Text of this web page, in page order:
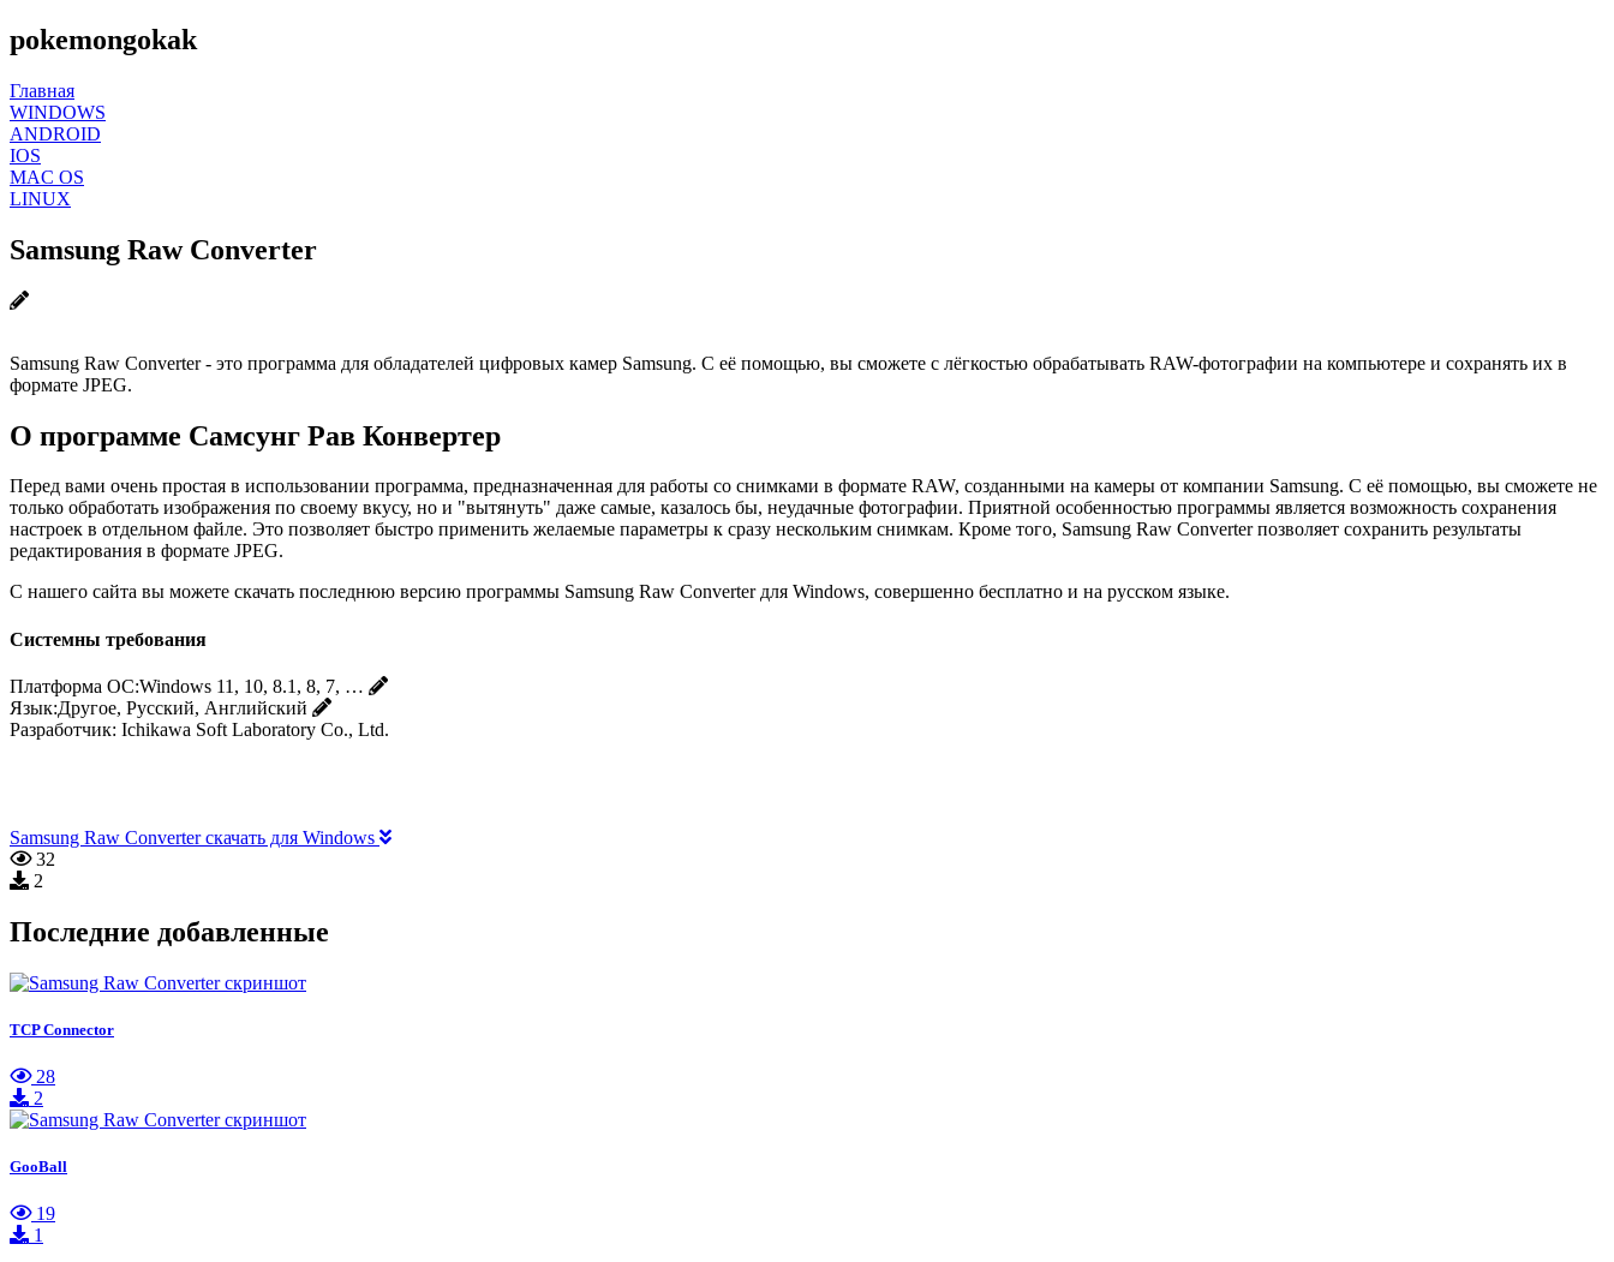
pokemongokak
Главная
WINDOWS
ANDROID
IOS
MAC OS
LINUX
Samsung Raw Converter
Samsung Raw Converter - это программа для обладателей цифровых камер Samsung. С её помощью, вы сможете с лёгкостью обрабатывать RAW-фотографии на компьютере и сохранять их в
формате JPEG.
О программе Самсунг Рав Конвертер
Перед вами очень простая в использовании программа, предназначенная для работы со снимками в формате RAW, созданными на камеры от компании Samsung. С её помощью, вы сможете не
только обработать изображения по своему вкусу, но и "вытянуть" даже самые, казалось бы, неудачные фотографии. Приятной особенностью программы является возможность сохранения
настроек в отдельном файле. Это позволяет быстро применить желаемые параметры к сразу нескольким снимкам. Кроме того, Samsung Raw Converter позволяет сохранить результаты
редактирования в формате JPEG.
С нашего сайта вы можете скачать последнюю версию программы Samsung Raw Converter для Windows, совершенно бесплатно и на русском языке.
Системны требования
Платформа ОС:Windows 11, 10, 8.1, 8, 7, …
Язык:Другое, Русский, Английский
Разработчик: Ichikawa Soft Laboratory Co., Ltd.
Samsung Raw Converter скачать для Windows
32
2
Последние добавленные
TCP Connector
28
2
GooBall
19
1